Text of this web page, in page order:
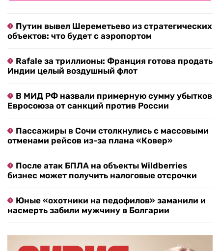
Путин вывел Шереметьево из стратегических
объектов: что будет с аэропортом
Rafale за триллионы: Франция готова продать
Индии целый воздушный флот
В МИД РФ назвали примерную сумму убытков
Евросоюза от санкций против России
Пассажиры в Сочи столкнулись с массовыми
отменами рейсов из-за плана «Ковер»
После атак БПЛА на объекты Wildberries
бизнес может получить налоговые отсрочки
Юные «охотники на педофилов» заманили и
насмерть забили мужчину в Болгарии